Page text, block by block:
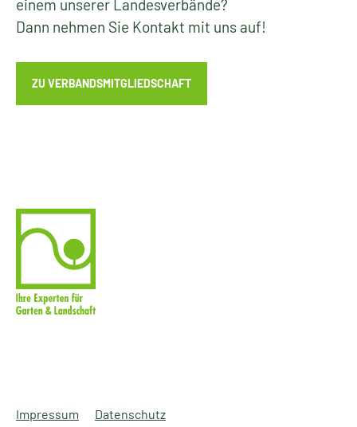
einem unserer Landesverbände?
Dann nehmen Sie Kontakt mit uns auf!
ZU VERBANDSMITGLIEDSCHAFT
Impressum Datenschutz